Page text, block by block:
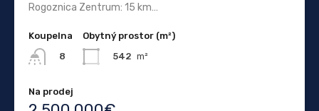
Rogoznica Zentrum: 15 km…
Koupelna
8
Obytný prostor (m²)
542 m²
Na prodej